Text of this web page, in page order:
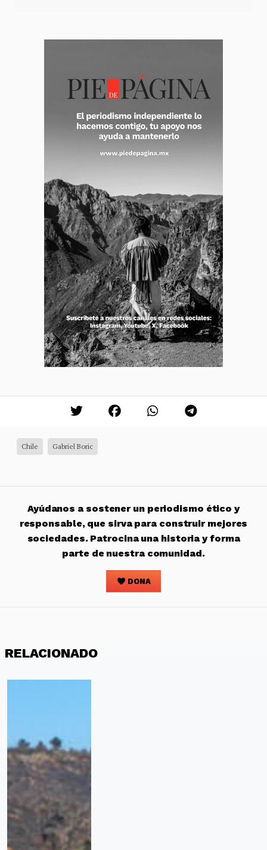
Chile Gabriel Boric
Ayúdanos a sostener un periodismo ético y
responsable, que sirva para construir mejores
sociedades. Patrocina una historia y forma
parte de nuestra comunidad.
DONA
RELACIONADO